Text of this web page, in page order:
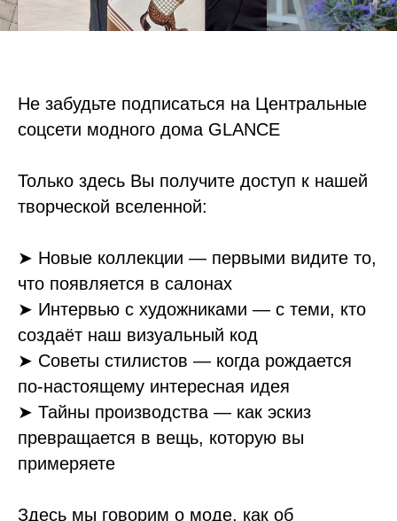
Не забудьте подписаться на Центральные
соцсети модного дома GLANCE
Только здесь Вы получите доступ к нашей
творческой вселенной:
➤ Новые коллекции — первыми видите то,
что появляется в салонах
➤ Интервью с художниками — с теми, кто
создаёт наш визуальный код
➤ Советы стилистов — когда рождается
по-настоящему интересная идея
➤ Тайны производства — как эскиз
превращается в вещь, которую вы
примеряете
Здесь мы говорим о моде, как об